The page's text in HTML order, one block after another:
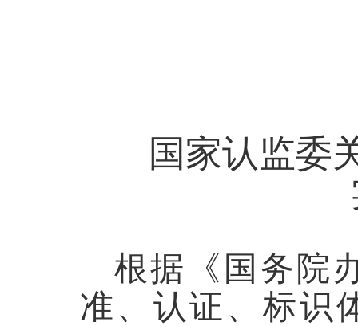
国家认监委
根据《国务院
准、认证、标识